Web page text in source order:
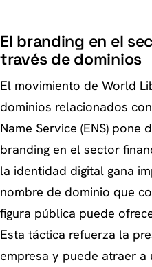
El branding en el
través de dominios
El movimiento de World
dominios relacionados
Name Service (ENS)
branding en el sector
la identidad digital gana
nombre de dominio que
figura pública puede
Esta táctica refuerza la
empresa y puede atraer